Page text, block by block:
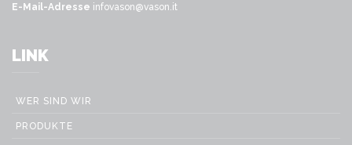
E-Mail-Adresse infovason@vason.it
LINK
WER SIND WIR
PRODUKTE